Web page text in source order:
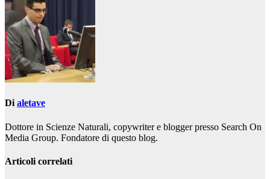
Di aletave
Dottore in Scienze Naturali, copywriter e blogger presso Search On
Media Group. Fondatore di questo blog.
Articoli correlati